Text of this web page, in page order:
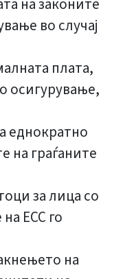
на законите
во случај
плата,
осигурување,
еднократно
на граѓаните
за лица со
ЕСС го
на